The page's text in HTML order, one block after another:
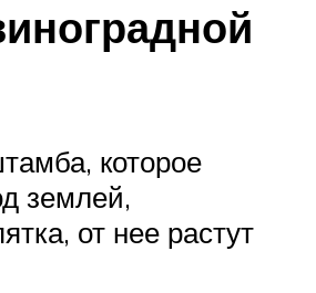
которое
землей,
от нее растут